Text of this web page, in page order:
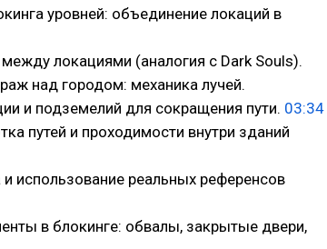
уровней: объединение локаций в
локациями (аналогия с Dark Souls).
над городом: механика лучей.
и подземелий для сокращения пути. 03:34
путей и проходимости внутри зданий
использование реальных референсов
в блокинге: обвалы, закрытые двери,